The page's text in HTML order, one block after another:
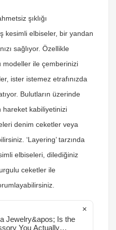
şıklığı
kesimli elbiseler, bir yandan
sağlıyor. Özellikle
modeller ile çemberinizi
ister istemez etrafınızda
Bulutların üzerinde
hareket kabiliyetinizi
denim ceketler veya
‘Layering’ tarzında
elbiseleri, dilediğiniz
ceketler ile
Jewelry&apos; Is the
You Actually
×